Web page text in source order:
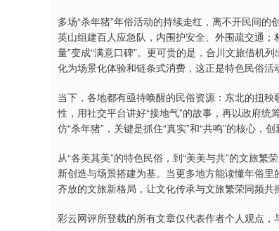
多场“杀年猪”年俗活动的持续走红，离不开民间的
英山组建百人应急队，内围护安全、外围疏交通
量”变成“满意口碑”。更可贵的是，合川文旅借机
化为场景化体验和链条式消费，这正是特色民俗活
当下，各地都有亟待唤醒的民俗资源：东北的扭
性，用社交平台讲好“接地气”的故事，再以政府
仿“杀年猪”，关键是抓住“真实”和“共鸣”的核心，
从“各美其美”的特色民俗，到“美美与共”的文旅
新创造与场景搭建为基。当更多地方能读懂年俗
齐放的文旅新格局，让文化传承与文旅繁荣同频共
彩云网评所登载的所有文章仅代表作者个人观点